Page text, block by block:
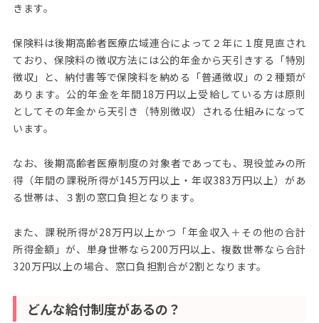
きます。
保険料は後期高齢者医療広域連合によって２年に１度見直され
ており、保険料の徴収方法には公的年金から天引きする「特別
徴収」と、納付書等で保険料を納める「普通徴収」の２種類が
あります。公的年金を年間18万円以上受給している方は原則
としてその年金から天引き（特別徴収）される仕組みになって
います。
なお、後期高齢者医療制度の対象者であっても、現役並みの所
得（年間の課税所得が145万円以上・年収383万円以上）があ
る世帯は、３割の窓口負担となります。
また、課税所得が28万円以上かつ「年金収入＋その他の合計
所得金額」が、単身世帯なら200万円以上、複数世帯なら合計
320万円以上の場合、窓口負担割合が2割となります。
どんな給付制度があるの？